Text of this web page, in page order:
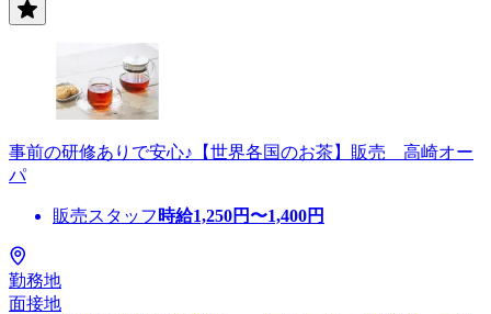
事前の研修ありで安心♪【世界各国のお茶】販売 高崎オー
パ
販売スタッフ 時給1,250円〜1,400円
勤務地
面接地